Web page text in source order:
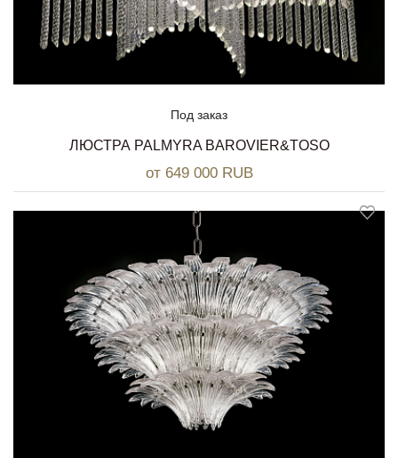
Под заказ
ЛЮСТРА PALMYRA BAROVIER&TOSO
от 649 000 RUB